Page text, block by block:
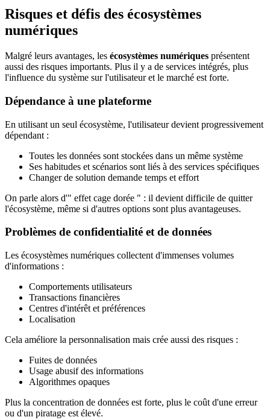
Risques et défis des écosystèmes
numériques
Malgré leurs avantages, les écosystèmes numériques présentent
aussi des risques importants. Plus il y a de services intégrés, plus
l'influence du système sur l'utilisateur et le marché est forte.
Dépendance à une plateforme
En utilisant un seul écosystème, l'utilisateur devient progressivement
dépendant :
Toutes les données sont stockées dans un même système
Ses habitudes et scénarios sont liés à des services spécifiques
Changer de solution demande temps et effort
On parle alors d'" effet cage dorée " : il devient difficile de quitter
l'écosystème, même si d'autres options sont plus avantageuses.
Problèmes de confidentialité et de données
Les écosystèmes numériques collectent d'immenses volumes
d'informations :
Comportements utilisateurs
Transactions financières
Centres d'intérêt et préférences
Localisation
Cela améliore la personnalisation mais crée aussi des risques :
Fuites de données
Usage abusif des informations
Algorithmes opaques
Plus la concentration de données est forte, plus le coût d'une erreur
ou d'un piratage est élevé.